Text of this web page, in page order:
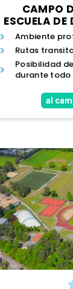
CAMPO
ESCUELA DE
Ambiente
Rutas
Posibilidad
durante todo
al